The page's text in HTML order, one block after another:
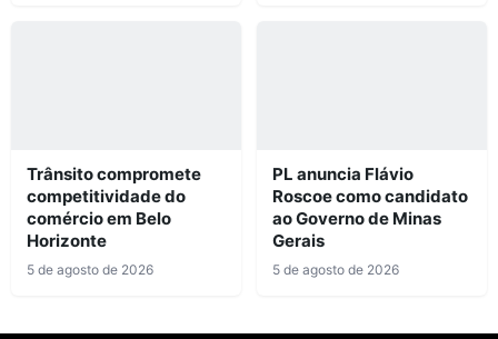
Trânsito compromete
competitividade do
comércio em Belo
Horizonte
5 de agosto de 2026
PL anuncia Flávio
Roscoe como candidato
ao Governo de Minas
Gerais
5 de agosto de 2026